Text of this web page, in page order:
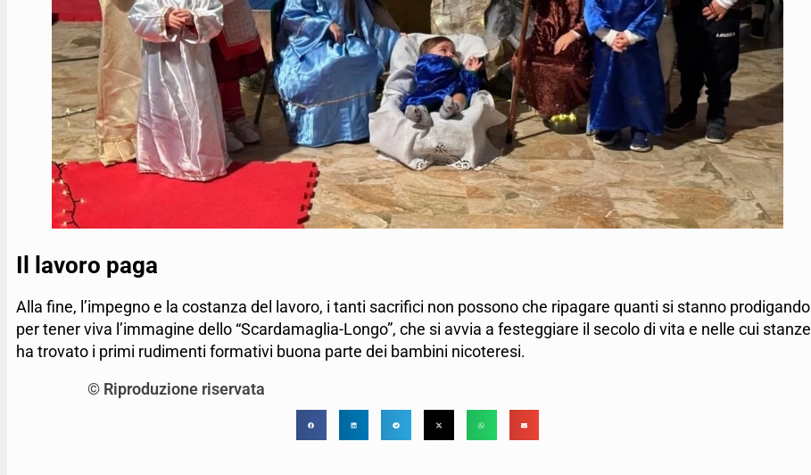
Il lavoro paga
Alla fine, l’impegno e la costanza del lavoro, i tanti sacrifici non possono che ripagare quanti si stanno prodigando
per tener viva l’immagine dello “Scardamaglia-Longo”, che si avvia a festeggiare il secolo di vita e nelle cui stanze
ha trovato i primi rudimenti formativi buona parte dei bambini nicoteresi.
© Riproduzione riservata